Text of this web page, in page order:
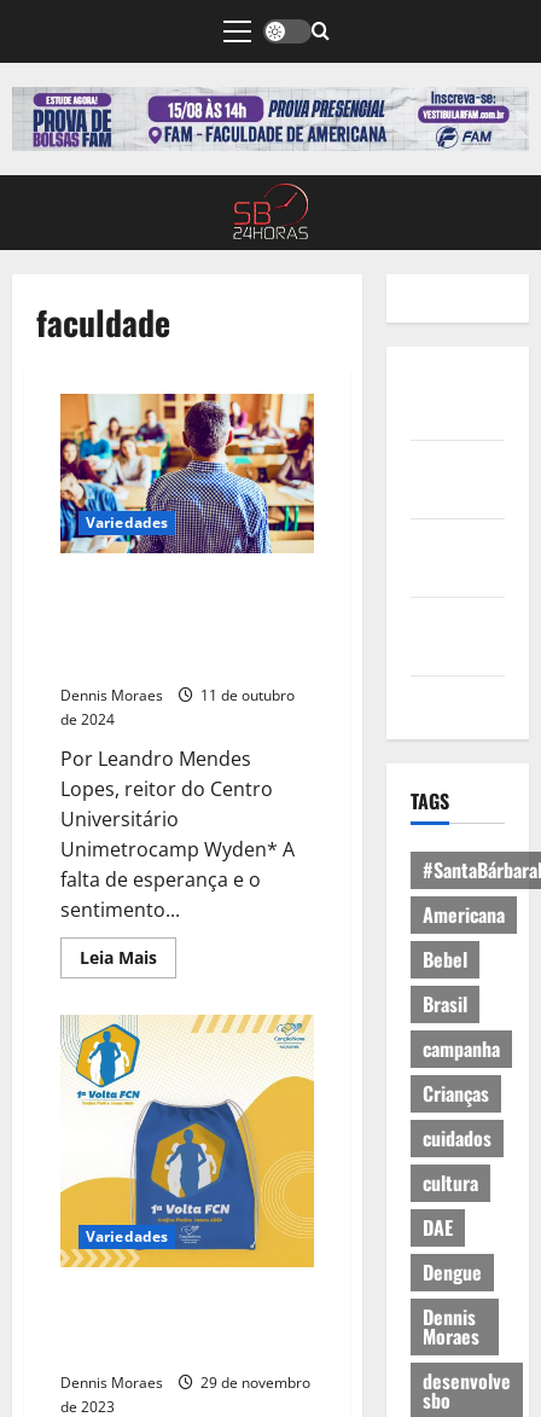
faculdade
Variedades
Dennis Moraes
11 de outubro
de 2024
Por Leandro Mendes
Lopes, reitor do Centro
Universitário
Unimetrocamp Wyden* A
falta de esperança e o
sentimento...
Leia Mais
Variedades
Dennis Moraes
29 de novembro
de 2023
TAGS
Americana
Bebel
Brasil
campanha
Crianças
cuidados
cultura
DAE
Dengue
Dennis
Moraes
desenvolve
sbo